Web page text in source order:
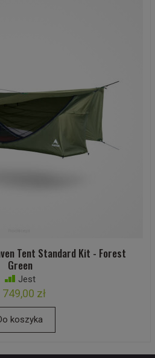
Tent Standard Kit - Forest
Green
Jest
749,00 zł
koszyka